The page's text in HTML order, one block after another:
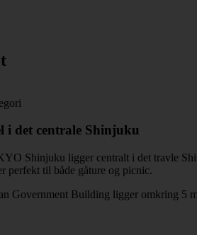
i det centrale Shinjuku
Shinjuku ligger centralt i det travle
perfekt til både gåture og picnic.
Government Building ligger omkring 5